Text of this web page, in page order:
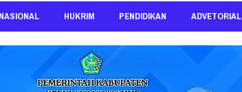
NASIONAL HUKRIM PENDIDIKAN ADVETORIAL